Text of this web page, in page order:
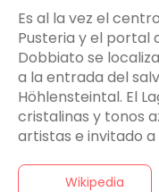
Es al la vez el
Pusteria y el portal
Dobbiato se
a la entrada del
Höhlensteintal. El
cristalinas y tonos
artistas e invitado
Wikipedia